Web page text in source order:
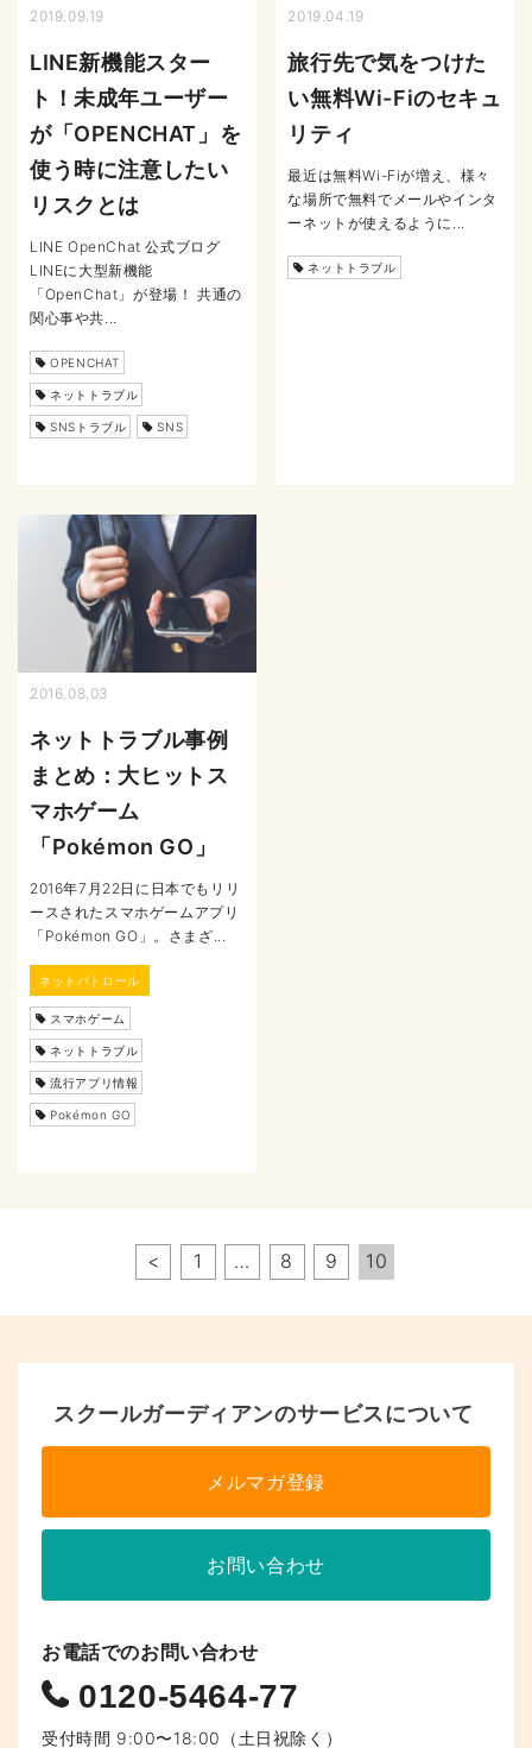
2019.09.19
LINE新機能スター
ト！未成年ユーザー
が「OPENCHAT」を
使う時に注意したい
リスクとは
LINE OpenChat 公式ブログ
LINEに大型新機能
「OpenChat」が登場！ 共通の
関心事や共...
OPENCHAT
ネットトラブル
SNSトラブル SNS
2019.04.19
旅行先で気をつけた
い無料Wi-Fiのセキュ
リティ
最近は無料Wi-Fiが増え、様々
な場所で無料でメールやインタ
ーネットが使えるように...
ネットトラブル
2016.08.03
ネットトラブル事例
まとめ：大ヒットス
マホゲーム
「Pokémon GO」
2016年7月22日に日本でもリリ
ースされたスマホゲームアプリ
「Pokémon GO」。さまざ...
ネットパトロール
スマホゲーム
ネットトラブル
流行アプリ情報
Pokémon GO
< 1 … 8 9 10
スクールガーディアンのサービスについて
メルマガ登録
お問い合わせ
お電話でのお問い合わせ
0120-5464-77
受付時間 9:00〜18:00（土日祝除く）